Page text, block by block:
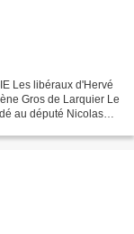
Les libéraux d'Hervé
Gros de Larquier Le
au député Nicolas